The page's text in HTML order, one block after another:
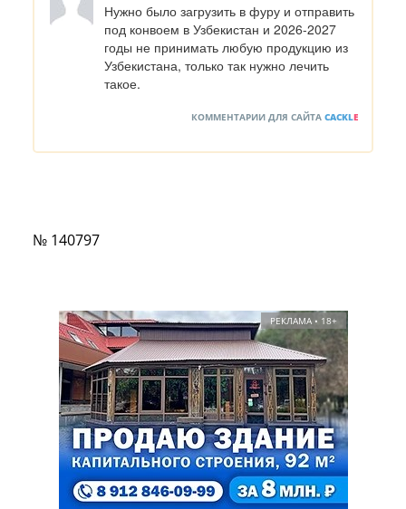
Нужно было загрузить в фуру и отправить
под конвоем в Узбекистан и 2026-2027
годы не принимать любую продукцию из
Узбекистана, только так нужно лечить
такое.
КОММЕНТАРИИ ДЛЯ САЙТА CACKLE
№ 140797
РЕКЛАМА • 18+